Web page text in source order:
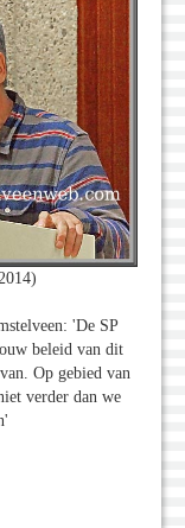
'De SP
beleid van dit
Op gebied van
verder dan we